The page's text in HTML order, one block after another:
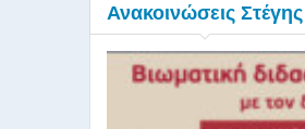
Ανακοινώσεις Στέγης